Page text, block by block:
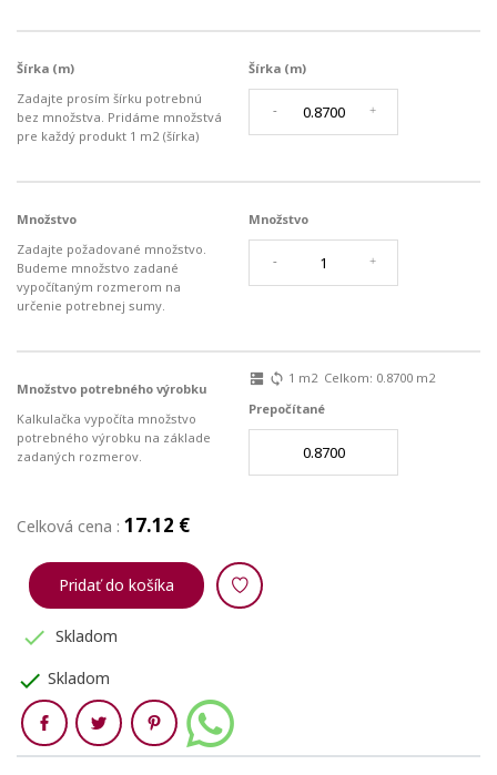
Šírka (m)
Zadajte prosím šírku potrebnú
bez množstva. Pridáme množstvá
pre každý produkt 1 m2 (šírka)
Šírka (m)
- +
Množstvo
Zadajte požadované množstvo.
Budeme množstvo zadané
vypočítaným rozmerom na
určenie potrebnej sumy.
Množstvo
- +
Množstvo potrebného výrobku
Kalkulačka vypočíta množstvo
potrebného výrobku na základe
zadaných rozmerov.
dns sync 1 m2 Celkom: 0.8700 m2
Prepočítané
Celková cena : 17.12 €
Pridať do košíka
 Skladom
check Skladom
Zdieľaj